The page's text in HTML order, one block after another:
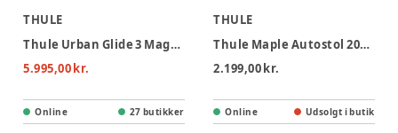
THULE
Thule Urban Glide 3 Magnetic Buckle Løbevogn - Black
5.995,00 kr.
Online 27 butikker
THULE
Thule Maple Autostol 2026 - Black
2.199,00 kr.
Online Udsolgt i butik